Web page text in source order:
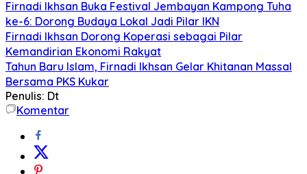
Firnadi Ikhsan Buka Festival Jembayan Kampong Tuha
ke-6: Dorong Budaya Lokal Jadi Pilar IKN
Firnadi Ikhsan Dorong Koperasi sebagai Pilar
Kemandirian Ekonomi Rakyat
Tahun Baru Islam, Firnadi Ikhsan Gelar Khitanan Massal
Bersama PKS Kukar
Penulis: Dt
Komentar